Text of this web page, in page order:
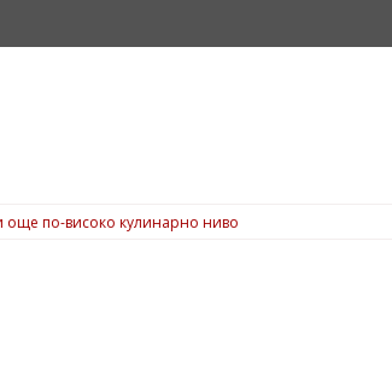
още по-високо кулинарно ниво